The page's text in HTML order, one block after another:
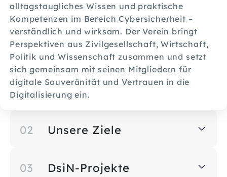
alltagstaugliches Wissen und praktische
Kompetenzen im Bereich Cybersicherheit –
verständlich und wirksam. Der Verein bringt
Perspektiven aus Zivilgesellschaft, Wirtschaft,
Politik und Wissenschaft zusammen und setzt
sich gemeinsam mit seinen Mitgliedern für
digitale Souveränität und Vertrauen in die
Digitalisierung ein.
02 Unsere Ziele
03 DsiN-Projekte